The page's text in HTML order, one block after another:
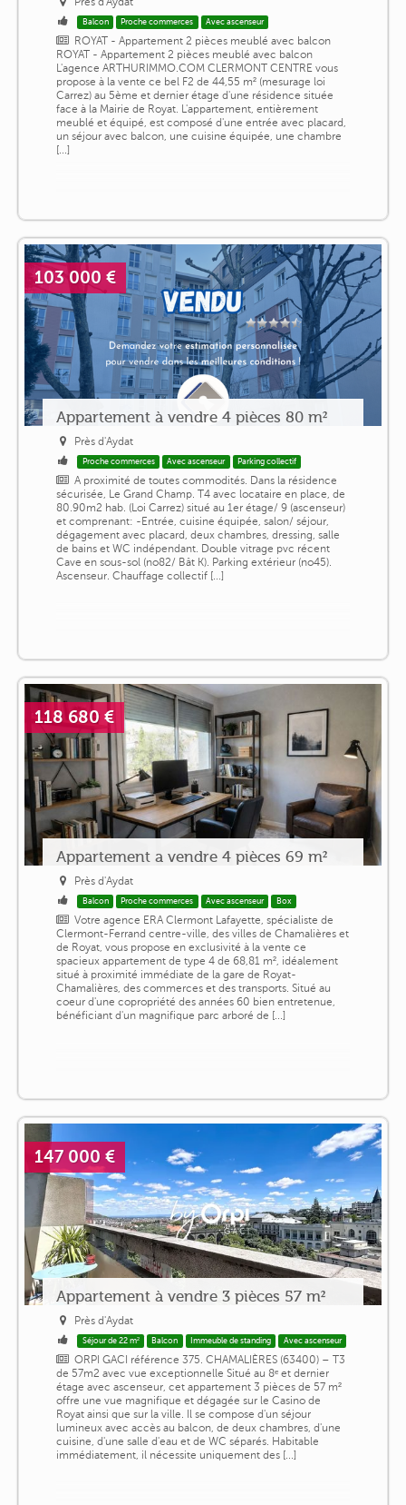
Balcon Proche commerces Avec ascenseur
ROYAT - Appartement 2 pièces meublé avec balcon
ROYAT - Appartement 2 pièces meublé avec balcon
L'agence ARTHURIMMO.COM CLERMONT CENTRE vous
propose à la vente ce bel F2 de 44,55 m² (mesurage loi
Carrez) au 5ème et dernier étage d'une résidence située
face à la Mairie de Royat. L'appartement, entièrement
meublé et équipé, est composé d'une entrée avec placard,
un séjour avec balcon, une cuisine équipée, une chambre
[...]
103 000 €
Appartement à vendre 4 pièces 80 m²
Près d'Aydat
Proche commerces Avec ascenseur Parking collectif
A proximité de toutes commodités. Dans la résidence
sécurisée, Le Grand Champ. T4 avec locataire en place, de
80.90m2 hab. (Loi Carrez) situé au 1er étage/ 9 (ascenseur)
et comprenant: -Entrée, cuisine équipée, salon/ séjour,
dégagement avec placard, deux chambres, dressing, salle
de bains et WC indépendant. Double vitrage pvc récent
Cave en sous-sol (no82/ Bât K). Parking extérieur (no45).
Ascenseur. Chauffage collectif [...]
118 680 €
Appartement a vendre 4 pièces 69 m²
Près d'Aydat
Balcon Proche commerces Avec ascenseur Box
Votre agence ERA Clermont Lafayette, spécialiste de
Clermont-Ferrand centre-ville, des villes de Chamalières et
de Royat, vous propose en exclusivité à la vente ce
spacieux appartement de type 4 de 68,81 m², idéalement
situé à proximité immédiate de la gare de Royat-
Chamalières, des commerces et des transports. Situé au
coeur d'une copropriété des années 60 bien entretenue,
bénéficiant d'un magnifique parc arboré de [...]
147 000 €
Appartement à vendre 3 pièces 57 m²
Près d'Aydat
Séjour de 22 m² Balcon Immeuble de standing Avec ascenseur
ORPI GACI référence 375. CHAMALIÈRES (63400) – T3
de 57m2 avec vue exceptionnelle Situé au 8ᵉ et dernier
étage avec ascenseur, cet appartement 3 pièces de 57 m²
offre une vue magnifique et dégagée sur le Casino de
Royat ainsi que sur la ville. Il se compose d'un séjour
lumineux avec accès au balcon, de deux chambres, d'une
cuisine, d'une salle d'eau et de WC séparés. Habitable
immédiatement, il nécessite uniquement des [...]